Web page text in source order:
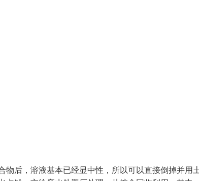
后，溶液基本已经显中性，所以可以直接倒掉并用